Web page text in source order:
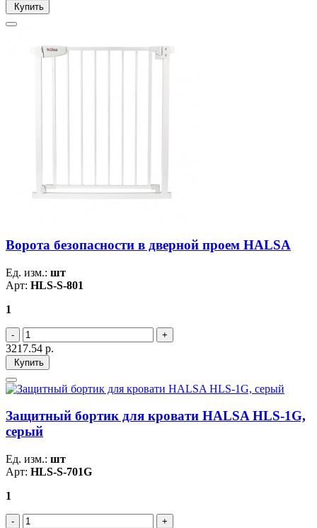
Купить
Ворота безопасности в дверной проем HALSA
Ед. изм.: шт
Арт: HLS-S-801
1
3217.54 р.
Купить
Защитный бортик для кровати HALSA HLS-1G,
серый
Ед. изм.: шт
Арт: HLS-S-701G
1